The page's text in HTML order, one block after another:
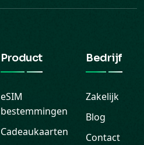
Product
eSIM
bestemmingen
Cadeaukaarten
Bedrijf
Zakelijk
Blog
Contact